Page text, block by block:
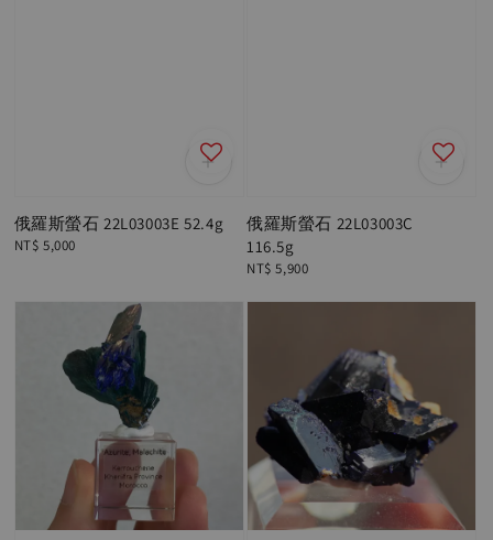
俄羅斯螢石 22L03003E 52.4g
Regular
NT$ 5,000
俄羅斯螢石 22L03003C
116.5g
Regular
NT$ 5,900